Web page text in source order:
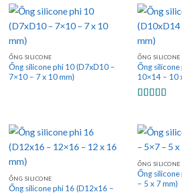
ỐNG SILICONE
Ống silicone phi 10 (D7xD10 –
7×10 – 7 x 10 mm)
ỐNG SILICONE
Ống
10×14 – 10
sao
ỐNG SILICONE
Ống silicone phi 16 (D12x16 –
ỐNG SILICONE
Ống
– 5 x 7 mm)